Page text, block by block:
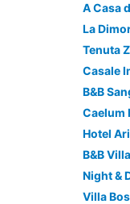
A Casa
Tenuta
Casale
B&B
Caelum
Hotel
B&B
Night &
Villa